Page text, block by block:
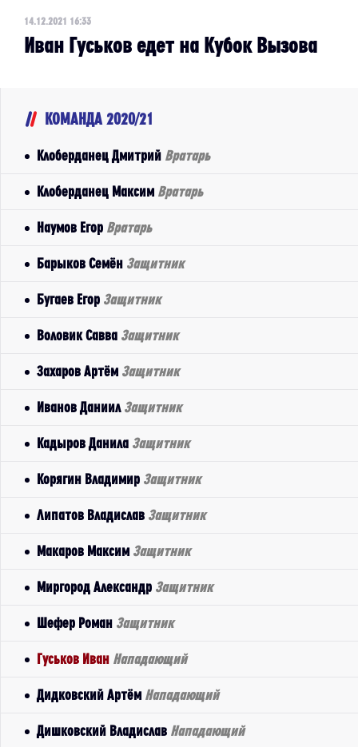
14.12.2021 16:33
Иван Гуськов едет на Кубок Вызова
КОМАНДА 2020/21
Клоберданец Дмитрий Вратарь
Клоберданец Максим Вратарь
Наумов Егор Вратарь
Барыков Семён Защитник
Бугаев Егор Защитник
Воловик Савва Защитник
Захаров Артём Защитник
Иванов Даниил Защитник
Кадыров Данила Защитник
Корягин Владимир Защитник
Липатов Владислав Защитник
Макаров Максим Защитник
Миргород Александр Защитник
Шефер Роман Защитник
Гуськов Иван Нападающий
Дидковский Артём Нападающий
Дишковский Владислав Нападающий